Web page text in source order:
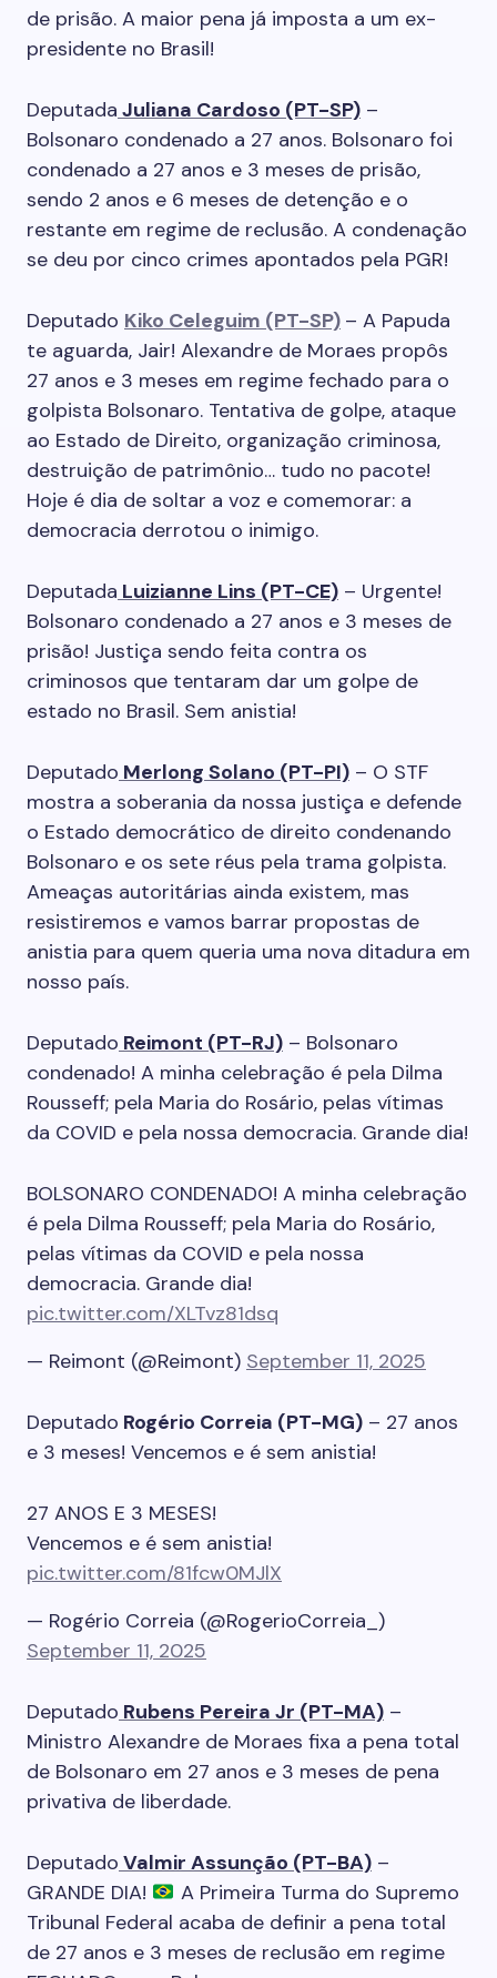
de prisão. A maior pena já imposta a um ex-
presidente no Brasil!
Deputada Juliana Cardoso (PT-SP) –
Bolsonaro condenado a 27 anos. Bolsonaro foi
condenado a 27 anos e 3 meses de prisão,
sendo 2 anos e 6 meses de detenção e o
restante em regime de reclusão. A condenação
se deu por cinco crimes apontados pela PGR!
Deputado Kiko Celeguim (PT-SP) – A Papuda
te aguarda, Jair! Alexandre de Moraes propôs
27 anos e 3 meses em regime fechado para o
golpista Bolsonaro. Tentativa de golpe, ataque
ao Estado de Direito, organização criminosa,
destruição de patrimônio… tudo no pacote!
Hoje é dia de soltar a voz e comemorar: a
democracia derrotou o inimigo.
Deputada Luizianne Lins (PT-CE) – Urgente!
Bolsonaro condenado a 27 anos e 3 meses de
prisão! Justiça sendo feita contra os
criminosos que tentaram dar um golpe de
estado no Brasil. Sem anistia!
Deputado Merlong Solano (PT-PI) – O STF
mostra a soberania da nossa justiça e defende
o Estado democrático de direito condenando
Bolsonaro e os sete réus pela trama golpista.
Ameaças autoritárias ainda existem, mas
resistiremos e vamos barrar propostas de
anistia para quem queria uma nova ditadura em
nosso país.
Deputado Reimont (PT-RJ) – Bolsonaro
condenado! A minha celebração é pela Dilma
Rousseff; pela Maria do Rosário, pelas vítimas
da COVID e pela nossa democracia. Grande dia!
BOLSONARO CONDENADO! A minha celebração
é pela Dilma Rousseff; pela Maria do Rosário,
pelas vítimas da COVID e pela nossa
democracia. Grande dia!
pic.twitter.com/XLTvz81dsq
— Reimont (@Reimont) September 11, 2025
Deputado Rogério Correia (PT-MG) – 27 anos
e 3 meses! Vencemos e é sem anistia!
27 ANOS E 3 MESES!
Vencemos e é sem anistia!
pic.twitter.com/81fcw0MJlX
— Rogério Correia (@RogerioCorreia_)
September 11, 2025
Deputado Rubens Pereira Jr (PT-MA) –
Ministro Alexandre de Moraes fixa a pena total
de Bolsonaro em 27 anos e 3 meses de pena
privativa de liberdade.
Deputado Valmir Assunção (PT-BA) –
GRANDE DIA!
A Primeira Turma do Supremo
Tribunal Federal acaba de definir a pena total
de 27 anos e 3 meses de reclusão em regime